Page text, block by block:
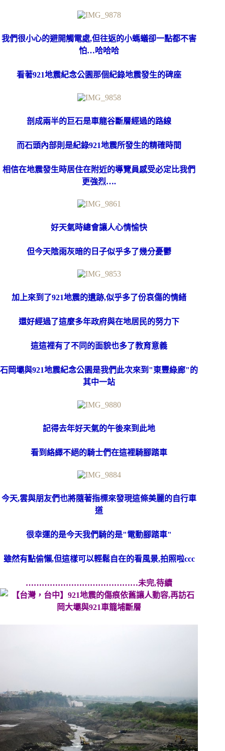
我們很小心的避開觸電處,但往返的小螞蟻卻一點都不害
怕…哈哈哈
看著921地震紀念公園那個紀錄地震發生的碑座
剖成兩半的巨石是車龍谷斷層經過的路線
而石頭內部則是紀錄921地震所發生的精確時間
相信在地震發生時居住在附近的導覽員感受必定比我們
更強烈….
好天氣時總會讓人心情愉快
但今天陰雨灰暗的日子似乎多了幾分憂鬱
加上來到了921地震的遺跡,似乎多了份哀傷的情緒
還好經過了這麼多年政府與在地居民的努力下
這這裡有了不同的面貌也多了教育意義
石岡壩與921地震紀念公園是我們此次來到"東豐綠廊"的
其中一站
記得去年好天氣的午後來到此地
看到絡繹不絕的騎士們在這裡騎腳踏車
今天,雲與朋友們也將隨著指標來發現這條美麗的自行車
道
很幸運的是今天我們騎的是"電動腳踏車"
雖然有點偷懶,但這樣可以輕鬆自在的看風景,拍照啦ccc
……………………………………未完,待續